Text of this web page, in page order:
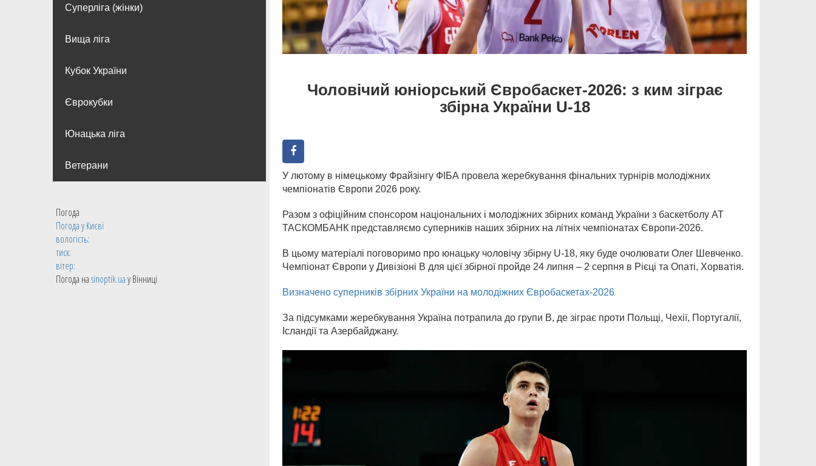
Суперліга (жінки)
Вища лiга
Кубок України
Єврокубки
Юнацька ліга
Ветерани
Погода
Погода уКиєві
вологість:
тиск:
вітер:
Погода наsinoptik.uaу Вінниці
Чоловічий юніорський Євробаскет-2026: з ким зіграє
збірна України U-18
У лютому в німецькому Фрайзінгу ФІБА провела жеребкування фінальних турнірів молодіжних
чемпіонатів Європи 2026 року.
Разом з офіційним спонсором національних і молодіжних збірних команд України з баскетболу АТ
ТАСКОМБАНК представляємо суперників наших збірних на літніх чемпіонатах Європи-2026.
В цьому матеріалі поговоримо про юнацьку чоловічу збірну U-18, яку буде очолювати Олег Шевченко.
Чемпіонат Європи у Дивізіоні В для цієї збірної пройде 24 липня – 2 серпня в Рієці та Опаті, Хорватія.
Визначено суперників збірних України на молодіжних Євробаскетах-2026
За підсумками жеребкування Україна потрапила до групи В, де зіграє проти Польщі, Чехії, Португалії,
Ісландії та Азербайджану.